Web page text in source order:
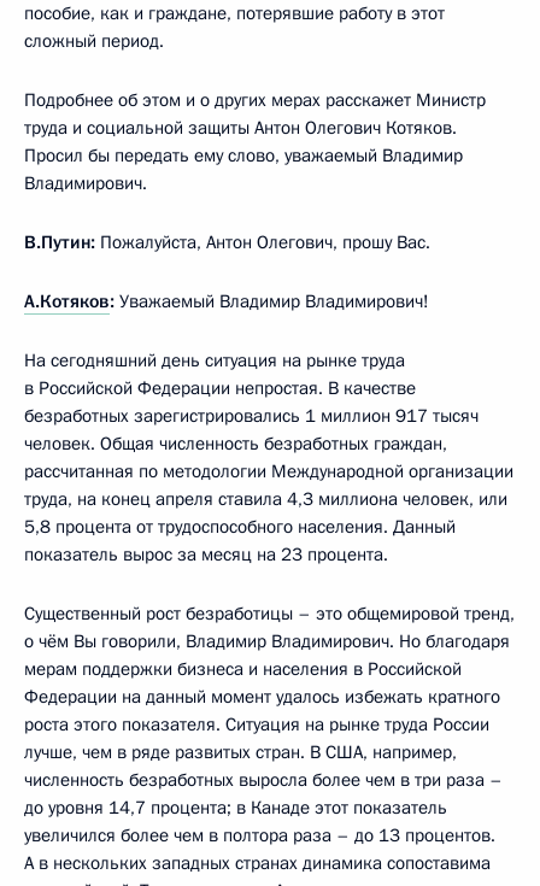
пособие, как и граждане, потерявшие работу в этот
сложный период.
Подробнее об этом и о других мерах расскажет Министр
труда и социальной защиты Антон Олегович Котяков.
Просил бы передать ему слово, уважаемый Владимир
Владимирович.
В.Путин: Пожалуйста, Антон Олегович, прошу Вас.
А.Котяков: Уважаемый Владимир Владимирович!
На сегодняшний день ситуация на рынке труда
в Российской Федерации непростая. В качестве
безработных зарегистрировались 1 миллион 917 тысяч
человек. Общая численность безработных граждан,
рассчитанная по методологии Международной организации
труда, на конец апреля ставила 4,3 миллиона человек, или
5,8 процента от трудоспособного населения. Данный
показатель вырос за месяц на 23 процента.
Существенный рост безработицы – это общемировой тренд,
о чём Вы говорили, Владимир Владимирович. Но благодаря
мерам поддержки бизнеса и населения в Российской
Федерации на данный момент удалось избежать кратного
роста этого показателя. Ситуация на рынке труда России
лучше, чем в ряде развитых стран. В США, например,
численность безработных выросла более чем в три раза –
до уровня 14,7 процента; в Канаде этот показатель
увеличился более чем в полтора раза – до 13 процентов.
А в нескольких западных странах динамика сопоставима